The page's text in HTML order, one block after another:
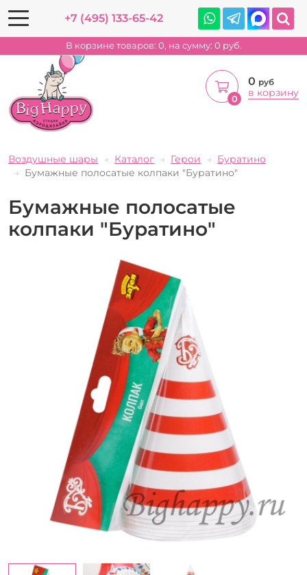
+7 (495) 133-65-42
В корзине товаров: 0, на сумму: 0 руб.
0
0 руб
в корзину
Воздушные шары Каталог Герои
Буратино
Бумажные полосатые колпаки "Буратино"
Бумажные полосатые
колпаки "Буратино"